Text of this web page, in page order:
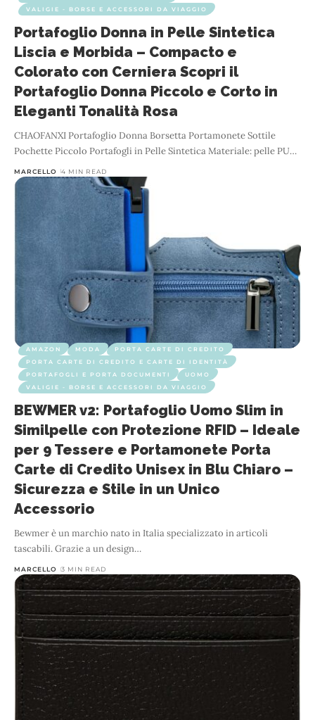
VALIGIE - BORSE E ACCESSORI DA VIAGGIO
Portafoglio Donna in Pelle Sintetica
Liscia e Morbida – Compacto e
Colorato con Cerniera Scopri il
Portafoglio Donna Piccolo e Corto in
Eleganti Tonalità Rosa
CHAOFANXI Portafoglio Donna Borsetta Portamonete Sottile
Pochette Piccolo Portafogli in Pelle Sintetica Materiale: pelle PU…
MARCELLO 4 MIN READ
AMAZON MODA
PORTA CARTE DI CREDITO
PORTA CARTE DI CREDITO E CARTE DI IDENTITÀ
PORTAFOGLI E PORTA DOCUMENTI
UOMO
VALIGIE - BORSE E ACCESSORI DA VIAGGIO
BEWMER v2: Portafoglio Uomo Slim in
Similpelle con Protezione RFID – Ideale
per 9 Tessere e Portamonete Porta
Carte di Credito Unisex in Blu Chiaro –
Sicurezza e Stile in un Unico
Accessorio
Bewmer è un marchio nato in Italia specializzato in articoli
tascabili. Grazie a un design…
MARCELLO 3 MIN READ